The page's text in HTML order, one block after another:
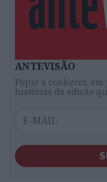
ANTEVISÃO
Fique a conhecer,
histórias da edição